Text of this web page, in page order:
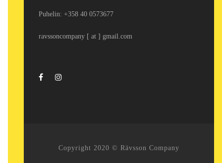
Puhelin: +358 40 0573677
ravssoncompany [ at ] gmail.com
Copyright 2020 © Rävsson Company